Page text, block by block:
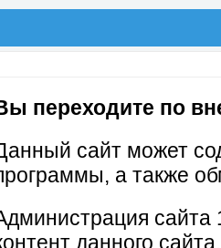
переходите по
сайт может
а также
сайта
данного сайта.